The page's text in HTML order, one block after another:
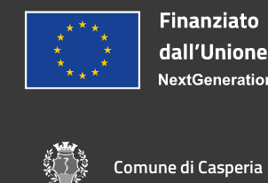
Comune di Casperia